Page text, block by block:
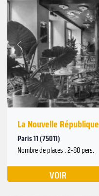
Précédent
La Nouvelle République
Paris 11 (75011)
Nombre de places : 2-80 pers.
VOIR